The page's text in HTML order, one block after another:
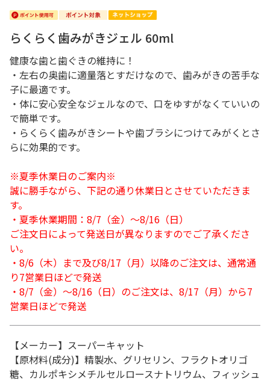
らくらく歯みがきジェル 60ml
健康な歯と歯ぐきの維持に！
・左右の奥歯に適量落とすだけなので、歯みがきの苦手な
子に最適です。
・体に安心安全なジェルなので、口をゆすがなくていいの
で簡単です。
・らくらく歯みがきシートや歯ブラシにつけてみがくとさ
らに効果的です。
※夏季休業日のご案内※
誠に勝手ながら、下記の通り休業日とさせていただきま
す。
・夏季休業期間：8/7（金）～8/16（日）
ご注文日によって発送日が異なりますのでご了承くださ
い。
・8/6（木）まで及び8/17（月）以降のご注文は、通常通
り7営業日ほどで発送
・8/7（金）～8/16（日）のご注文は、8/17（月）から7
営業日ほどで発送
【メーカー】スーパーキャット
【原材料(成分)】精製水、グリセリン、フラクトオリゴ
糖、カルポキシメチルセルロースナトリウム、フィッシュ